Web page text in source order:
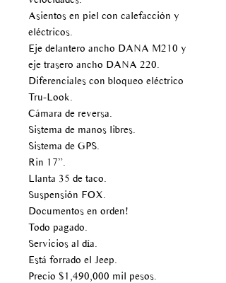
Asientos en piel con calefacción y
eléctricos.
Eje delantero ancho DANA M210 y
eje trasero ancho DANA 220.
Diferenciales con bloqueo eléctrico
Tru-Look.
Cámara de reversa.
Sistema de manos libres.
Sistema de GPS.
Rin 17”.
Llanta 35 de taco.
Suspensión FOX.
Documentos en orden!
Todo pagado.
Servicios al día.
Está forrado el Jeep.
Precio $1,490,000 mil pesos.